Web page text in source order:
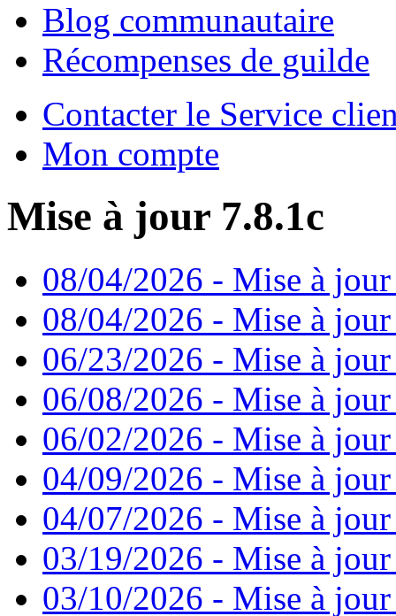
Blog communautaire
Récompenses de guilde
Contacter le Service
Mon compte
Mise à jour 7.8.1c
08/04/2026 - Mise à
08/04/2026 - Mise à
06/23/2026 - Mise à
06/08/2026 - Mise à
06/02/2026 - Mise à
04/09/2026 - Mise à
04/07/2026 - Mise à
03/19/2026 - Mise à
03/10/2026 - Mise à